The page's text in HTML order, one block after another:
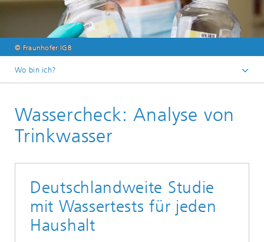
© Fraunhofer IGB
Wo bin ich?
Analytik / Prüfung
Wassercheck: Analyse von
Trinkwasser
Deutschlandweite Studie
mit Wassertests für jeden
Haushalt